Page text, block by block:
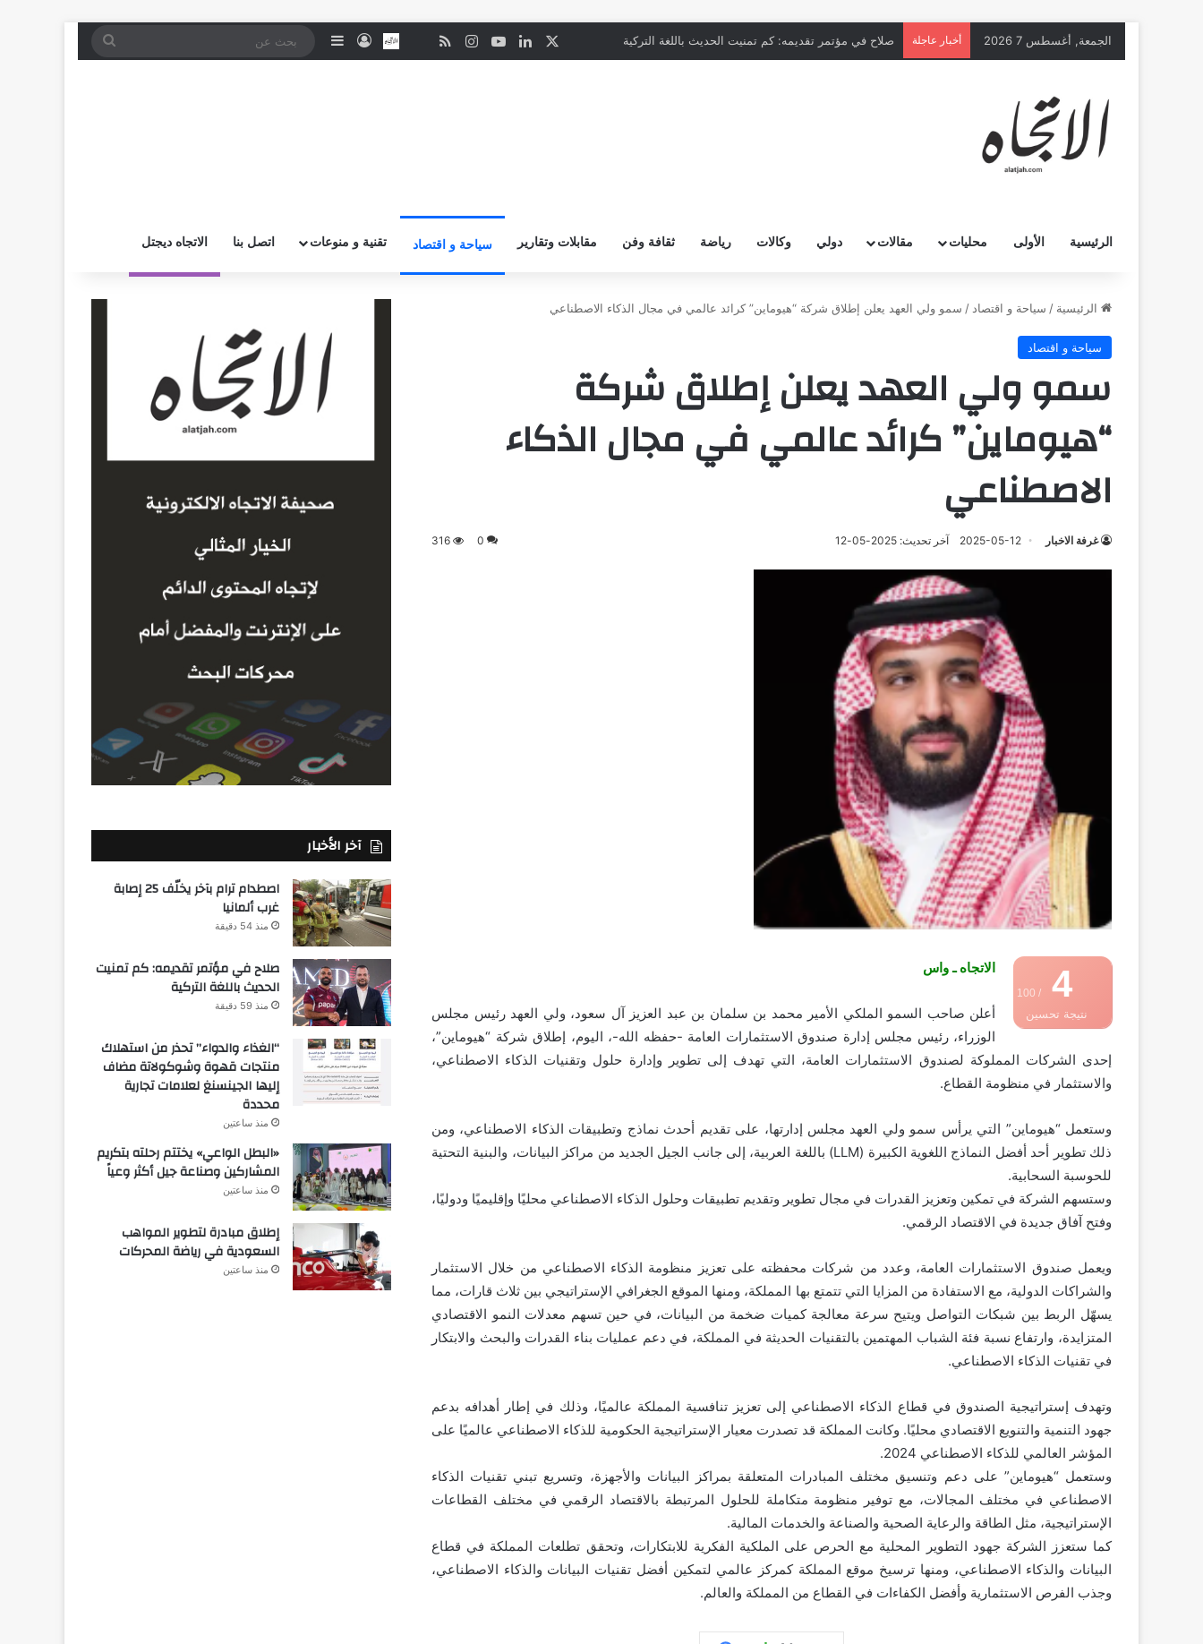
الجمعة, أغسطس 7 2026 أخبار عاجلة صلاح في مؤتمر تقديمه: كم تمنيت الحديث باللغة التركية لينكدإن‫YouTube
انستقرامملخص الموقع RSS
نبض اتصل بــنـا
تسجيل الدخول
إضافة عمود جانبي
بحث
الرئيسية الأولى محليات مقالات دولي وكالات رياضة ثقافة وفن مقابلات وتقارير سياحة و اقتصاد تقنية و منوعات اتصل بنا الاتجاه ديجتل
الرئيسية / سياحة و اقتصاد / سمو ولي العهد يعلن إطلاق شركة “هيوماين” كرائد عالمي في مجال الذكاء الاصطناعي
سياحة و اقتصاد
سمو ولي العهد يعلن إطلاق شركة
“هيوماين” كرائد عالمي في مجال الذكاء
الاصطناعي
غرفة الاخبار 2025-05-12 آخر تحديث: 2025-05-12 0
316
4
/ 100
نتيجة تحسين
الاتجاه ـ واس
أعلن صاحب السمو الملكي الأمير محمد بن سلمان بن عبد العزيز آل سعود، ولي العهد رئيس مجلس
الوزراء، رئيس مجلس إدارة صندوق الاستثمارات العامة -حفظه الله-، اليوم، إطلاق شركة “هيوماين”،
إحدى الشركات المملوكة لصندوق الاستثمارات العامة، التي تهدف إلى تطوير وإدارة حلول وتقنيات الذكاء الاصطناعي،
والاستثمار في منظومة القطاع.
وستعمل “هيوماين” التي يرأس سمو ولي العهد مجلس إدارتها، على تقديم أحدث نماذج وتطبيقات الذكاء الاصطناعي، ومن
ذلك تطوير أحد أفضل النماذج اللغوية الكبيرة (LLM) باللغة العربية، إلى جانب الجيل الجديد من مراكز البيانات، والبنية التحتية
للحوسبة السحابية.
وستسهم الشركة في تمكين وتعزيز القدرات في مجال تطوير وتقديم تطبيقات وحلول الذكاء الاصطناعي محليًا وإقليميًا ودوليًا،
وفتح آفاق جديدة في الاقتصاد الرقمي.
ويعمل صندوق الاستثمارات العامة، وعدد من شركات محفظته على تعزيز منظومة الذكاء الاصطناعي من خلال الاستثمار
والشراكات الدولية، مع الاستفادة من المزايا التي تتمتع بها المملكة، ومنها الموقع الجغرافي الإستراتيجي بين ثلاث قارات، مما
يسهّل الربط بين شبكات التواصل ويتيح سرعة معالجة كميات ضخمة من البيانات، في حين تسهم معدلات النمو الاقتصادي
المتزايدة، وارتفاع نسبة فئة الشباب المهتمين بالتقنيات الحديثة في المملكة، في دعم عمليات بناء القدرات والبحث والابتكار
في تقنيات الذكاء الاصطناعي.
وتهدف إستراتيجية الصندوق في قطاع الذكاء الاصطناعي إلى تعزيز تنافسية المملكة عالميًا، وذلك في إطار أهدافه بدعم
جهود التنمية والتنويع الاقتصادي محليًا. وكانت المملكة قد تصدرت معيار الإستراتيجية الحكومية للذكاء الاصطناعي عالميًا على
المؤشر العالمي للذكاء الاصطناعي 2024.
وستعمل “هيوماين” على دعم وتنسيق مختلف المبادرات المتعلقة بمراكز البيانات والأجهزة، وتسريع تبني تقنيات الذكاء
الاصطناعي في مختلف المجالات، مع توفير منظومة متكاملة للحلول المرتبطة بالاقتصاد الرقمي في مختلف القطاعات
الإستراتيجية، مثل الطاقة والرعاية الصحية والصناعة والخدمات المالية.
كما ستعزز الشركة جهود التطوير المحلية مع الحرص على الملكية الفكرية للابتكارات، وتحقق تطلعات المملكة في قطاع
البيانات والذكاء الاصطناعي، ومنها ترسيخ موقع المملكة كمركز عالمي لتمكين أفضل تقنيات البيانات والذكاء الاصطناعي،
وجذب الفرص الاستثمارية وأفضل الكفاءات في القطاع من المملكة والعالم.
آخر الأخبار
اصطدام ترام بآخر يخلّف 25 إصابة
غرب ألمانيا
منذ 54 دقيقة
صلاح في مؤتمر تقديمه: كم تمنيت
الحديث باللغة التركية
منذ 59 دقيقة
“الغذاء والدواء” تحذر من استهلاك
منتجات قهوة وشوكولاتة مضاف
إليها الجينسنغ لعلامات تجارية
محددة
منذ ساعتين
«البطل الواعي» يختتم رحلته بتكريم
المشاركين وصناعة جيل أكثر وعياً
منذ ساعتين
إطلاق مبادرة لتطوير المواهب
السعودية في رياضة المحركات
منذ ساعتين